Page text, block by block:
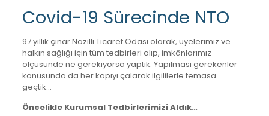
Covid-19 Sürecinde NTO
97 yıllık çınar Nazilli Ticaret Odası olarak, üyelerimiz ve
halkın sağlığı için tüm tedbirleri alıp, imkânlarımız
ölçüsünde ne gerekiyorsa yaptık. Yapılması gerekenler
konusunda da her kapıyı çalarak ilgililerle temasa
geçtik…
Öncelikle Kurumsal Tedbirlerimizi Aldık…